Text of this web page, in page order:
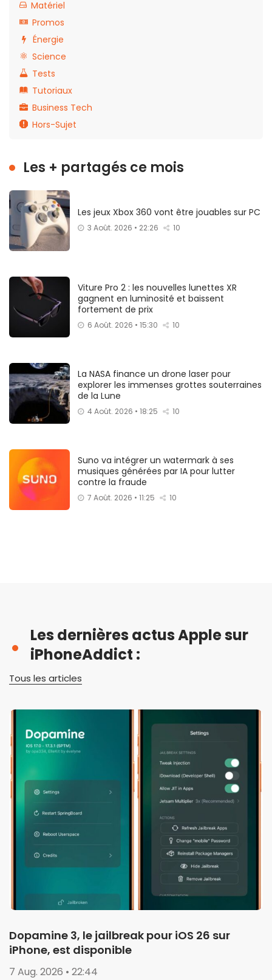
Matériel
Promos
Énergie
Science
Tests
Tutoriaux
Business Tech
Hors-Sujet
Les + partagés ce mois
Les jeux Xbox 360 vont être jouables sur PC
3 Août. 2026 • 22:26 10
Viture Pro 2 : les nouvelles lunettes XR
gagnent en luminosité et baissent
fortement de prix
6 Août. 2026 • 15:30 10
La NASA finance un drone laser pour
explorer les immenses grottes souterraines
de la Lune
4 Août. 2026 • 18:25 10
Suno va intégrer un watermark à ses
musiques générées par IA pour lutter
contre la fraude
7 Août. 2026 • 11:25 10
Les dernières actus Apple sur
iPhoneAddict :
Tous les articles
Dopamine 3, le jailbreak pour iOS 26 sur
iPhone, est disponible
7 Aug. 2026 • 22:44